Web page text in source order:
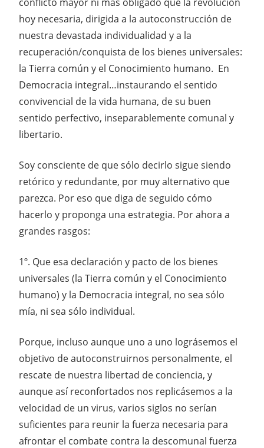
hoy necesaria, dirigida a la autoconstrucción de
nuestra devastada individualidad y a la
recuperación/conquista de los bienes universales:
la Tierra común y el Conocimiento humano. En
Democracia integral…instaurando el sentido
convivencial de la vida humana, de su buen
sentido perfectivo, inseparablemente comunal y
libertario.
Soy consciente de que sólo decirlo sigue siendo
retórico y redundante, por muy alternativo que
parezca. Por eso que diga de seguido cómo
hacerlo y proponga una estrategia. Por ahora a
grandes rasgos:
1º. Que esa declaración y pacto de los bienes
universales (la Tierra común y el Conocimiento
humano) y la Democracia integral, no sea sólo
mía, ni sea sólo individual.
Porque, incluso aunque uno a uno lográsemos el
objetivo de autoconstruirnos personalmente, el
rescate de nuestra libertad de conciencia, y
aunque así reconfortados nos replicásemos a la
velocidad de un virus, varios siglos no serían
suficientes para reunir la fuerza necesaria para
afrontar el combate contra la descomunal fuerza